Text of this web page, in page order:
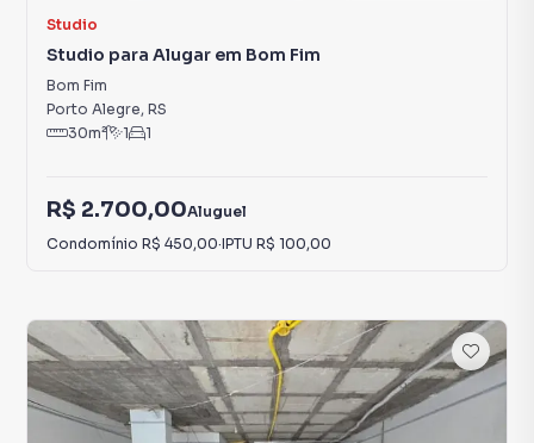
Studio
Studio para Alugar em Bom Fim
Bom Fim
Porto Alegre, RS
30m² 1 1
R$ 2.700,00Aluguel
Condomínio R$ 450,00·IPTU R$ 100,00